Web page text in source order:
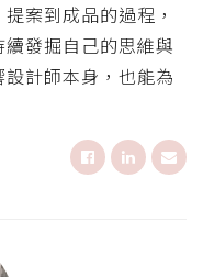
案到成品的過程，
發掘自己的思維與
計師本身，也能為